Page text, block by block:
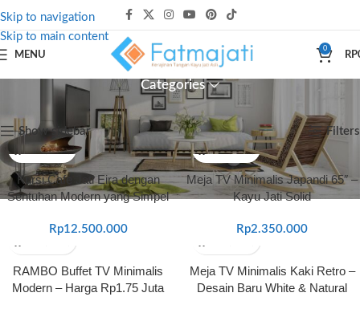
Skip to navigation
Skip to main content
MENU
0
RP
Categories
Shop Halaman 3 Menampilkan 25–36 dari 512 hasil
Show sidebar Filters
Kursi Cafe Jati Eira dengan
Sentuhan Modern yang Simpel
Rp12.500.000
Meja TV Minimalis Japandi 65″ –
Kayu Jati Solid
Rp2.350.000
RAMBO Buffet TV Minimalis
Modern – Harga Rp1.75 Juta
Meja TV Minimalis Kaki Retro –
Desain Baru White & Natural